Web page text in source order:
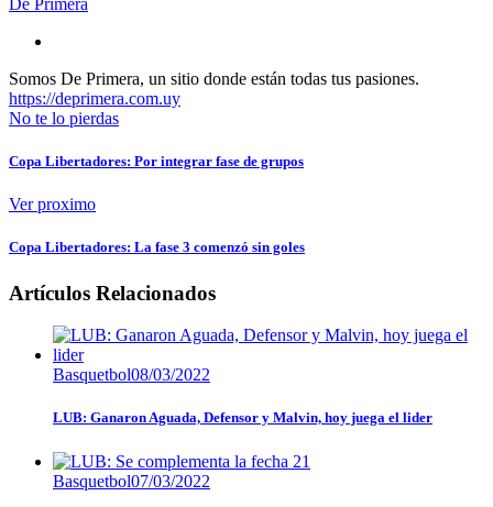
Somos De Primera, un sitio donde están todas tus pasiones.
https://deprimera.com.uy
No te lo pierdas
Copa Libertadores: Por integrar fase de grupos
Ver proximo
Copa Libertadores: La fase 3 comenzó sin goles
Artículos Relacionados
Basquetbol08/03/2022
LUB: Ganaron Aguada, Defensor y Malvin, hoy juega el lider
Basquetbol07/03/2022